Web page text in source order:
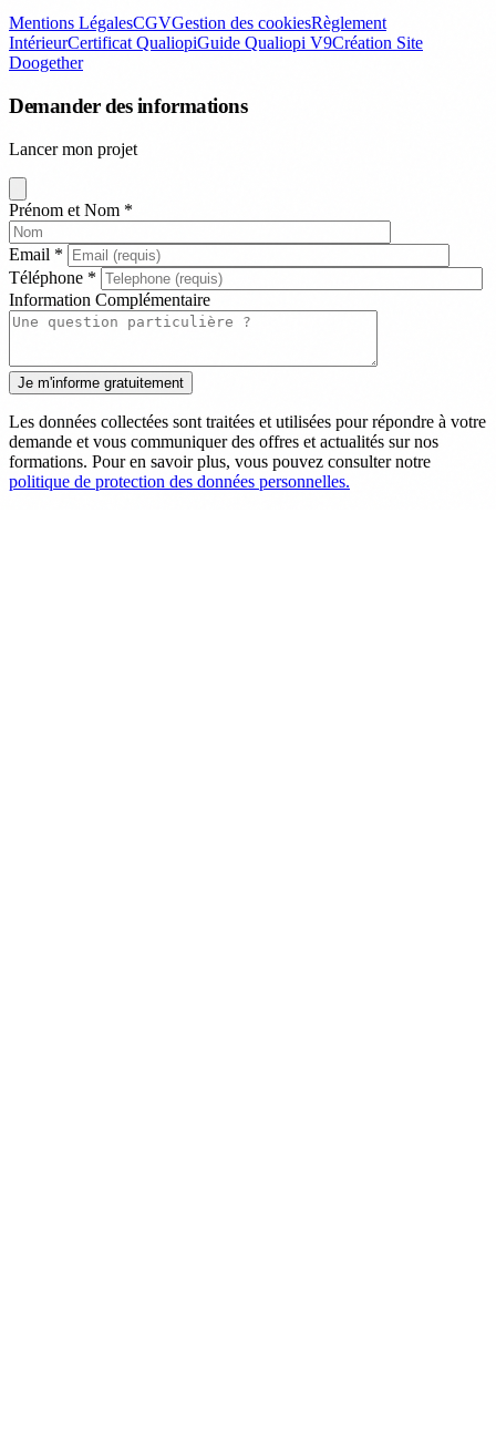
Mentions LégalesCGVGestion des cookiesRèglement
IntérieurCertificat QualiopiGuide Qualiopi V9Création Site
Doogether
Demander des informations
Lancer mon projet
Prénom et Nom *
Email *
Téléphone *
Information Complémentaire
Les données collectées sont traitées et utilisées pour répondre à votre
demande et vous communiquer des offres et actualités sur nos
formations. Pour en savoir plus, vous pouvez consulter notre
politique de protection des données personnelles.